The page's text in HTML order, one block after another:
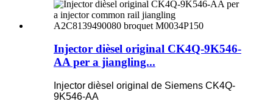
Injector dièsel original CK4Q-9K546-
AA per a jiangling...
Injector dièsel original de Siemens CK4Q-
9K546-AA